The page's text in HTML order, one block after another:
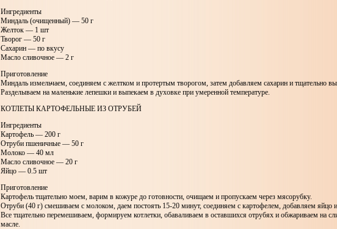
Ингредиенты
Миндаль (очищенный) — 50 г
Желток — 1 шт
Творог — 50 г
Сахарин — по вкусу
Масло сливочное — 2 г
Приготовление
Миндаль измельчаем, соединяем с желтком и протертым творогом, затем добавляем сахарин и тщательно
Разделываем на маленькие лепешки и выпекаем в духовке при умеренной температуре.
КОТЛЕТЫ КАРТОФЕЛЬНЫЕ ИЗ ОТРУБЕЙ
Ингредиенты
Картофель — 200 г
Отруби пшеничные — 50 г
Молоко — 40 мл
Масло сливочное — 20 г
Яйцо — 0.5 шт
Приготовление
Картофель тщательно моем, варим в кожуре до готовности, очищаем и пропускаем через мясорубку.
Отруби (40 г) смешиваем с молоком, даем постоять 15-20 минут, соединяем с картофелем, добавляем яйцо
Все тщательно перемешиваем, формируем котлетки, обаваливаем в оставшихся отрубях и обжариваем на
масле.